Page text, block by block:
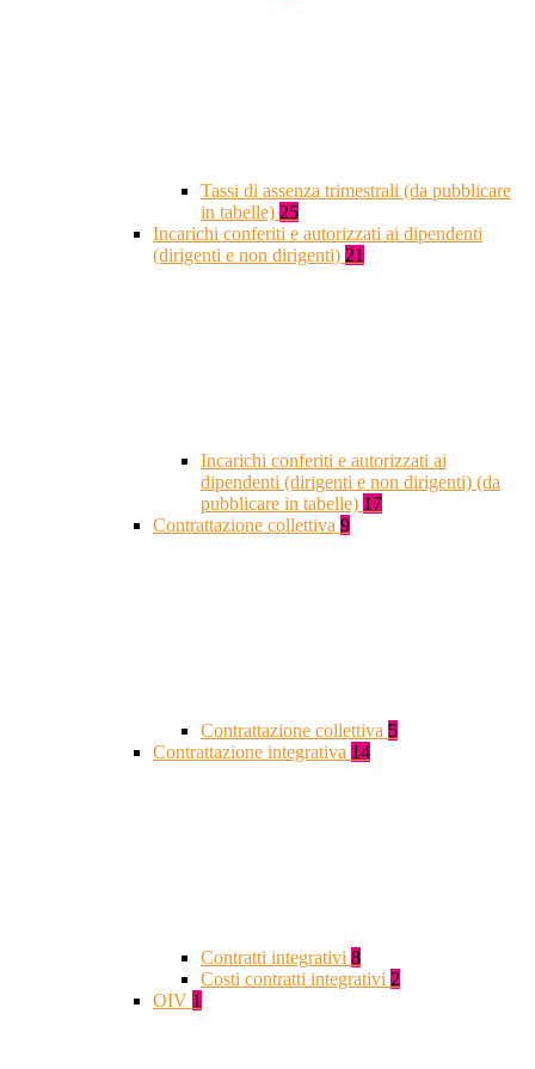
Tassi di assenza trimestrali (da pubblicare
in tabelle) 25
Incarichi conferiti e autorizzati ai dipendenti
(dirigenti e non dirigenti) 21
Incarichi conferiti e autorizzati ai
dipendenti (dirigenti e non dirigenti) (da
pubblicare in tabelle) 17
Contrattazione collettiva 9
Contrattazione collettiva 5
Contrattazione integrativa 14
Contratti integrativi 8
Costi contratti integrativi 2
OIV 1